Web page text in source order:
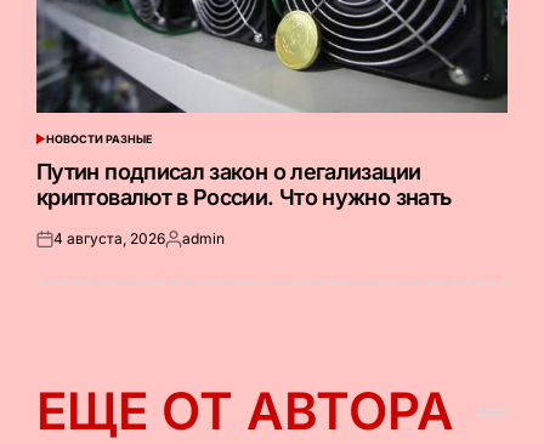
ОПУБЛИКОВАНО
В
НОВОСТИ РАЗНЫЕ
Путин подписал закон о легализации
криптовалют в России. Что нужно знать
Опубликовано
4 августа, 2026Запись
admin
ЕЩЕ ОТ АВТОРА